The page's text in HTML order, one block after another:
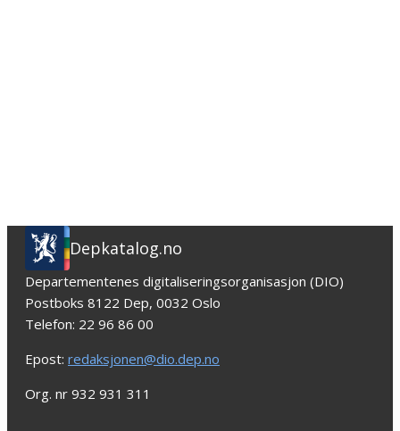
Depkatalog.no
Departementenes digitaliseringsorganisasjon (DIO)
Postboks 8122 Dep, 0032 Oslo
Telefon: 22 96 86 00
Epost: redaksjonen@dio.dep.no
Org. nr 932 931 311